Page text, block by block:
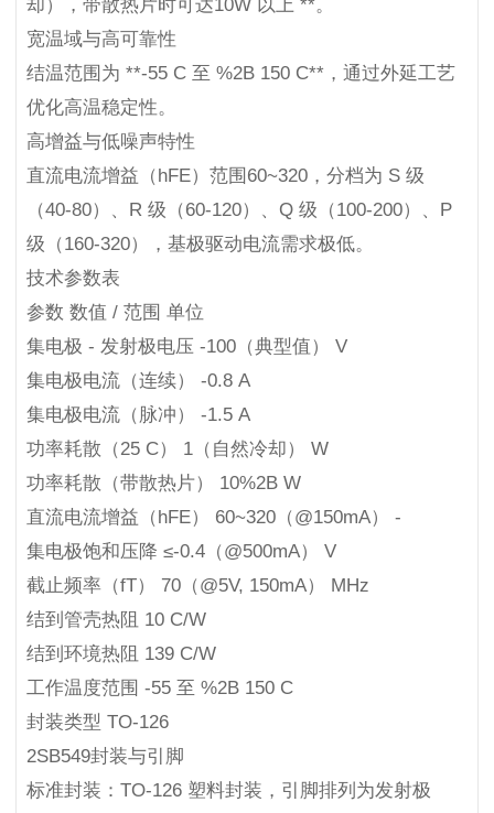
却），带散热片时可达10W 以上 **。
宽温域与高可靠性
结温范围为 **-55 C 至 %2B 150 C**，通过外延工艺
优化高温稳定性。
高增益与低噪声特性
直流电流增益（hFE）范围60~320，分档为 S 级
（40-80）、R 级（60-120）、Q 级（100-200）、P
级（160-320），基极驱动电流需求极低。
技术参数表
参数 数值 / 范围 单位
集电极 - 发射极电压 -100（典型值） V
集电极电流（连续） -0.8 A
集电极电流（脉冲） -1.5 A
功率耗散（25 C） 1（自然冷却） W
功率耗散（带散热片） 10%2B W
直流电流增益（hFE） 60~320（@150mA） -
集电极饱和压降 ≤-0.4（@500mA） V
截止频率（fT） 70（@5V, 150mA） MHz
结到管壳热阻 10 C/W
结到环境热阻 139 C/W
工作温度范围 -55 至 %2B 150 C
封装类型 TO-126
2SB549封装与引脚
标准封装：TO-126 塑料封装，引脚排列为发射极